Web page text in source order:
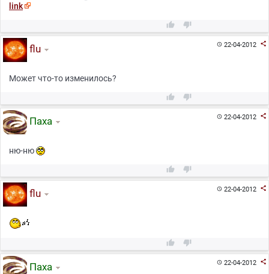
link
 
22-04-2012 
flu
Может что-то изменилось?
 
22-04-2012 
Паха
ню-ню
 
22-04-2012 
flu
 
22-04-2012 
Паха